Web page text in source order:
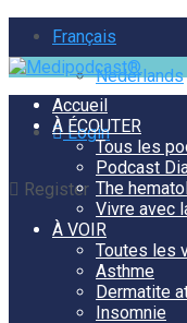
Français
Nederlands
Login
Register
Accueil
À ÉCOUTER
Tous les
Podcast
The
Vivre avec
À VOIR
Toutes les
Asthme
Dermatite
Insomnie